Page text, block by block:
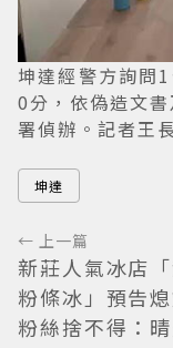
坤達經警方詢問
0分，依偽造文
署偵辦。記者王
坤達
← 上一篇
新莊人氣冰店
粉條冰」預告熄
粉絲捨不得：